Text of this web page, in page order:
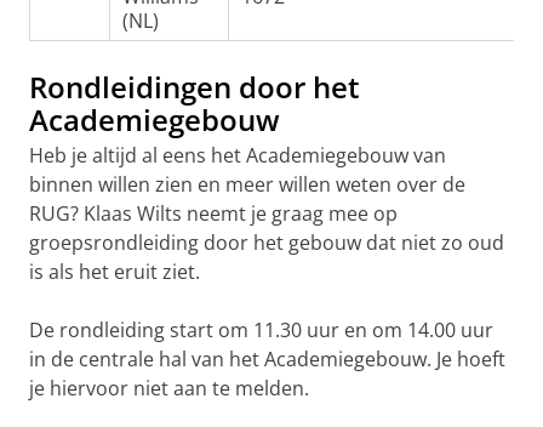
(NL)
Rondleidingen door het
Academiegebouw
Heb je altijd al eens het Academiegebouw van
binnen willen zien en meer willen weten over de
RUG? Klaas Wilts neemt je graag mee op
groepsrondleiding door het gebouw dat niet zo oud
is als het eruit ziet.
De rondleiding start om 11.30 uur en om 14.00 uur
in de centrale hal van het Academiegebouw. Je hoeft
je hiervoor niet aan te melden.